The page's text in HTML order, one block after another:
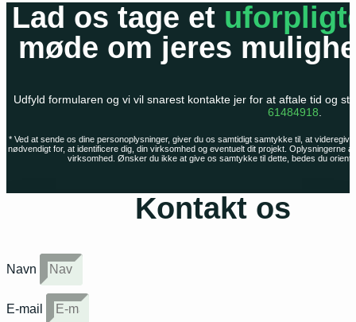
Lad os tage et
møde om jeres
Udfyld formularen og vi vil snarest kontakte jer for at aftale tid og
61484918.
* Ved at sende os dine personoplysninger, giver du os samtidigt samtykke til, at
nødvendigt for, at identificere dig, din virksomhed og eventuelt dit projekt. Oplysningerne
virksomhed. Ønsker du ikke at give os samtykke til dette, bedes du
Kontakt os
Navn
E-mail